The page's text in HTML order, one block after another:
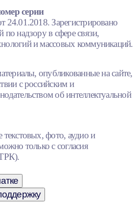
серии
Зарегистрировано
надзору в сфере связи,
и массовых коммуникаций.
опубликованные на сайте,
с российским и
об интеллектуальной
фото, аудио и
только с согласия